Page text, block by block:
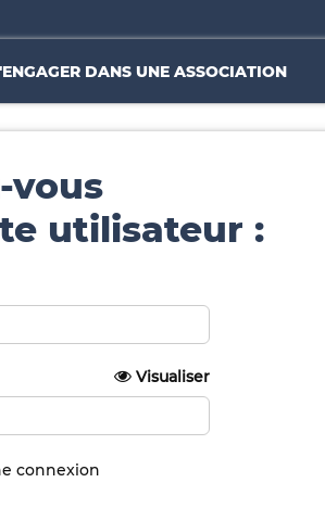
DANS UNE ASSOCIATION
vous
utilisateur :
Visualiser
connexion